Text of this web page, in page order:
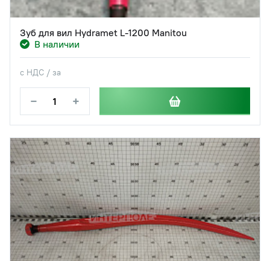
Зуб для вил Hydramet L-1200 Manitou
В наличии
с НДС / за
− +